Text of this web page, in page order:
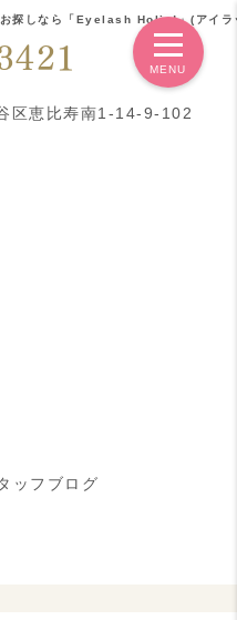
お探しなら「Eyelash Holic!」(アイ
恵比寿南1-14-9-102
ッフブログ